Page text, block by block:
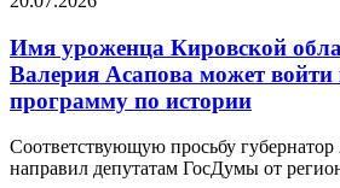
Имя уроженца Кировской
Валерия Асапова может
программу по истории
Соответствующую просьбу
направил депутатам ГосДумы от